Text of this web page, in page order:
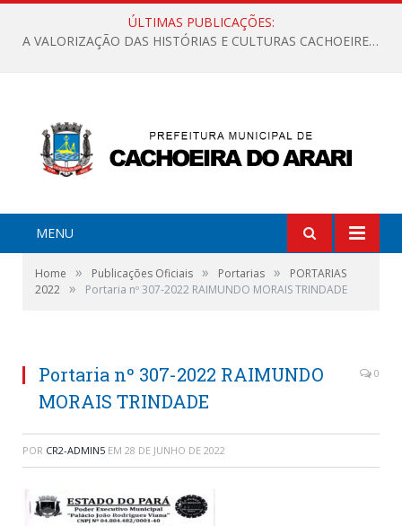
ÚLTIMAS PUBLICAÇÕES:
A VALORIZAÇÃO DAS HISTÓRIAS E CULTURAS CACHOEIRENSES
MENU
Home » Publicações Oficiais » Portarias »
PORTARIAS
2022 » Portaria nº 307-2022 RAIMUNDO MORAIS TRINDADE
Portaria nº 307-2022 RAIMUNDO
MORAIS TRINDADE
0
POR CR2-ADMIN5 EM 28 DE JUNHO DE 2022